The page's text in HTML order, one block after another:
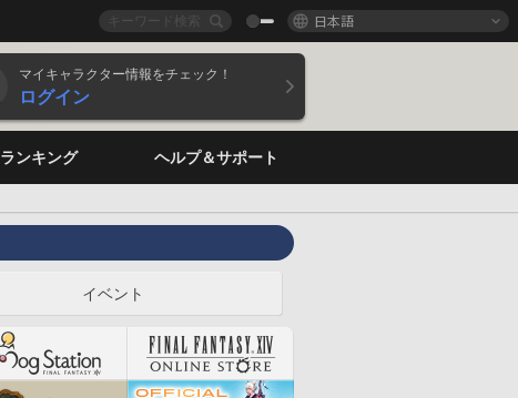
日本語
マイキャラクター情報をチェック！
ログイン
ランキング ヘルプ＆サポート
イベント